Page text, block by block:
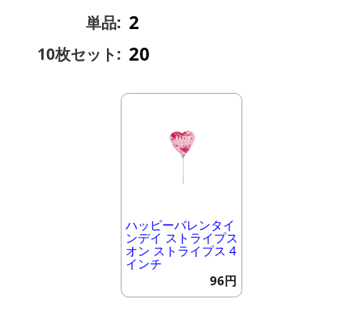
単品: 2
10枚セット: 20
ハッピーバレンタイ
ンデイ ストライプス
オン ストライプス 4
インチ
96円